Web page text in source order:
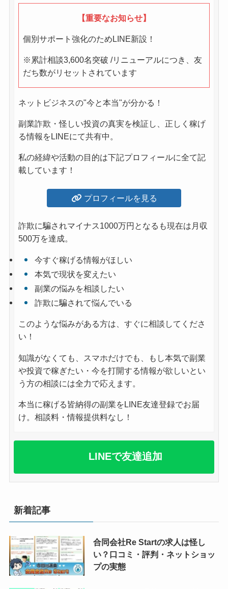
【重要なお知らせ】
個別サポート強化のためLINE新設！
※累計相談3,600名突破 /リニューアルにつき、友
だち数がリセットされています
ネットビジネスの"今と本当"が分かる！
副業詐欺・怪しい投資の真実を検証し、正しく稼げ
る情報をLINEにて共有中。
私の経緯や活動の目的は下記プロフィールに全て記
載しています！
プロフィールを見る
詐欺に騙されマイナス1000万円となるも現在は月収
500万を達成。
今すぐ稼げる情報がほしい
本気で現状を変えたい
副業の悩みを相談したい
詐欺に騙されて悩んでいる
このような悩みがある方は、すぐに相談してくださ
い！
知識がなくても、スマホだけでも、もし本気で副業
や投資で稼ぎたい・今を打開する情報が欲しいとい
う方の相談には全力で応えます。
本当に稼げる皆納得の副業をLINE友達登録でお届
け。相談料・情報提供料なし！
LINEで友達追加
新着記事
合同会社Re Startの求人は怪し
い？口コミ・評判・ネットショッ
プの実態